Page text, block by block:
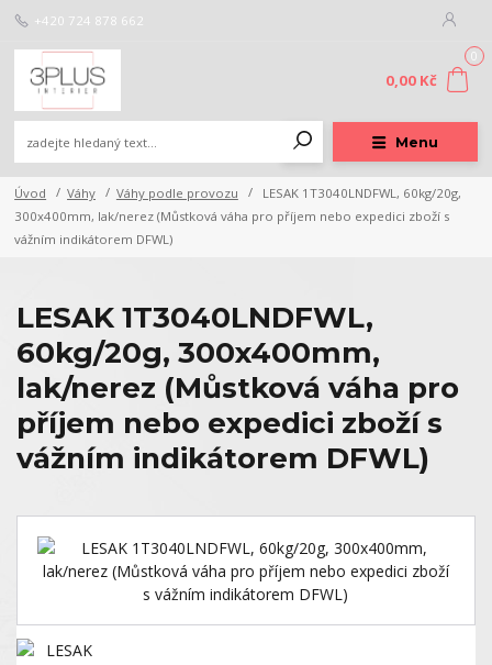
Menu
+420 724 878 662
0
0,00 Kč
Úvod Váhy Váhy podle provozu
LESAK 1T3040LNDFWL, 60kg/20g,
300x400mm, lak/nerez (Můstková váha pro příjem nebo expedici zboží s
vážním indikátorem DFWL)
LESAK 1T3040LNDFWL,
60kg/20g, 300x400mm,
lak/nerez (Můstková váha pro
příjem nebo expedici zboží s
vážním indikátorem DFWL)